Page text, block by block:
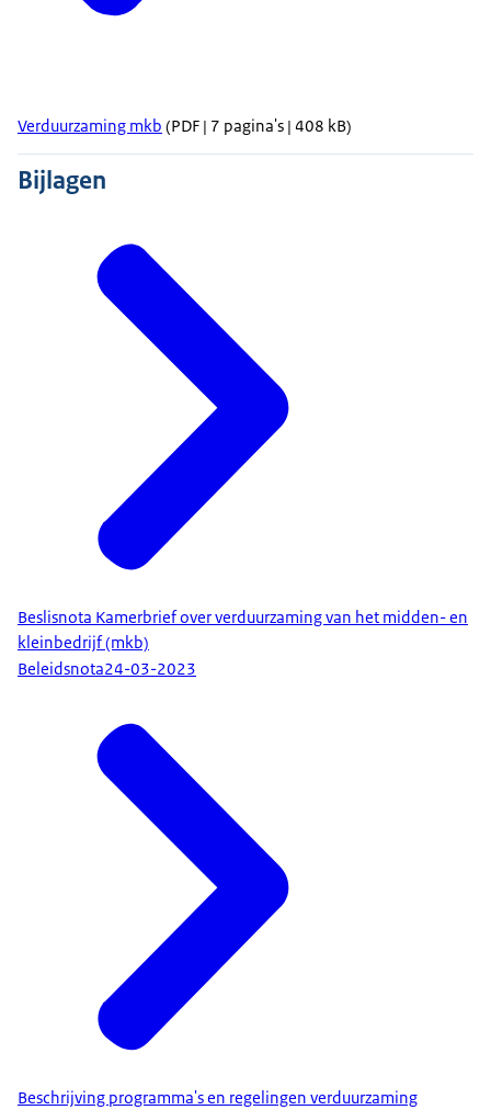
Verduurzaming mkb (PDF | 7 pagina's | 408 kB)
Bijlagen
Beslisnota Kamerbrief over verduurzaming van het midden- en
kleinbedrijf (mkb)
Beleidsnota24-03-2023
Beschrijving programma's en regelingen verduurzaming